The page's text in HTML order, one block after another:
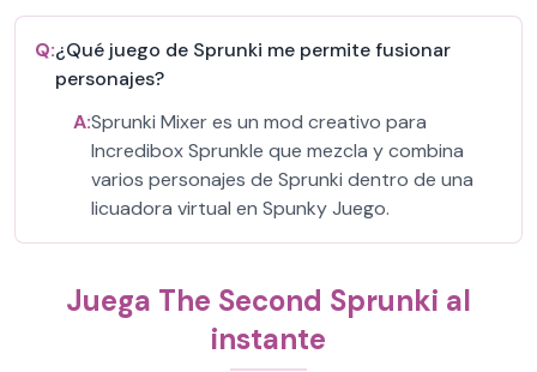
Q:¿Qué juego de Sprunki me permite fusionar
personajes?
A:Sprunki Mixer es un mod creativo para
Incredibox Sprunkle que mezcla y combina
varios personajes de Sprunki dentro de una
licuadora virtual en Spunky Juego.
Juega The Second Sprunki al
instante